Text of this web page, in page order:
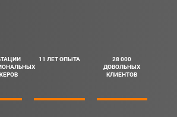
11 ЛЕТ ОПЫТА
28 000
ДОВОЛЬНЫХ
КЛИЕНТОВ